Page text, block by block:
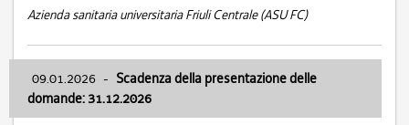
Azienda sanitaria universitaria Friuli Centrale (ASU FC)
09.01.2026 - Scadenza della presentazione delle
domande: 31.12.2026